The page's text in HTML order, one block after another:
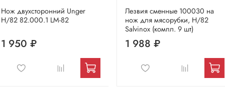
Нож двухсторонний Unger
H/82 82.000.1 LM-82
1 950 ₽
Лезвия сменные 100030 на
нож для мясорубки, H/82
Salvinox (компл. 9 шт)
1 988 ₽